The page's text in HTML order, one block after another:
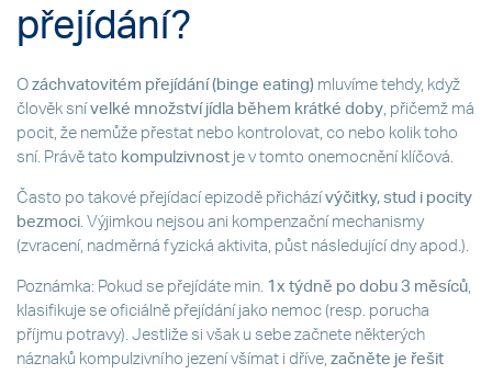
přejídání?
O záchvatovitém přejídání (binge eating) mluvíme tehdy, když
člověk sní velké množství jídla během krátké doby, přičemž má
pocit, že nemůže přestat nebo kontrolovat, co nebo kolik toho
sní. Právě tato kompulzivnost je v tomto onemocnění klíčová.
Často po takové přejídací epizodě přichází výčitky, stud i pocity
bezmoci. Výjimkou nejsou ani kompenzační mechanismy
(zvracení, nadměrná fyzická aktivita, půst následující dny apod.).
Poznámka: Pokud se přejídáte min. 1x týdně po dobu 3 měsíců,
klasifikuje se oficiálně přejídání jako nemoc (resp. porucha
příjmu potravy). Jestliže si však u sebe začnete některých
náznaků kompulzivního jezení všímat i dříve, začněte je řešit